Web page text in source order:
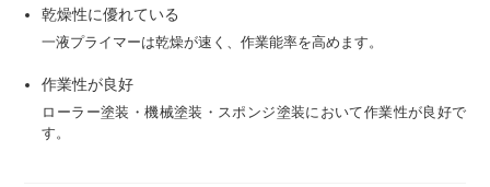
乾燥性に優れている
一液プライマーは乾燥が速く、作業能率を高めます。
作業性が良好
ローラー塗装・機械塗装・スポンジ塗装において作業性が良好で
す。